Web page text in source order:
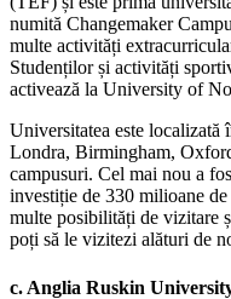
numită Changemaker
multe activități
Studenților și activități
activează la University of
Universitatea este
Londra, Birmingham,
campusuri. Cel mai nou a
investiție de 330 milioane
multe posibilități de vizitare
poți să le vizitezi alături de
c. Anglia Ruskin